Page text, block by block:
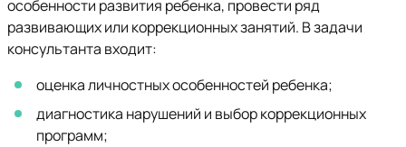
особенности развития ребенка, провести ряд
развивающих или коррекционных занятий. В задачи
консультанта входит:
оценка личностных особенностей ребенка;
диагностика нарушений и выбор коррекционных
программ;